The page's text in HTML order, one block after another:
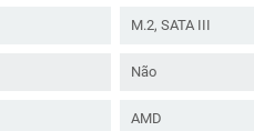
M.2, SATA III
Não
AMD